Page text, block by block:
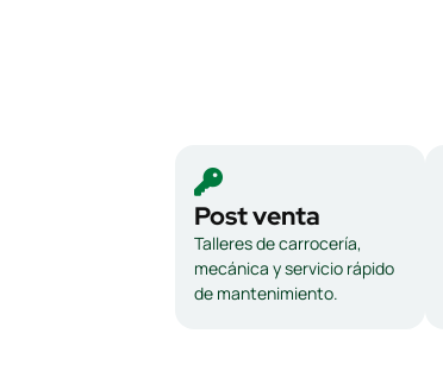
Post venta
Talleres de carrocería,
mecánica y servicio rápido
de mantenimiento.